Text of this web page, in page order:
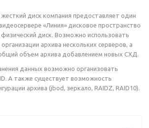
диск компания предоставляет один
«Линия» дисковое пространство
диск. Возможно использовать
архива нескольких серверов, а
объем архива добавлением новых СХД.
данных возможно организовать
А также существует возможность
архива (jbod, зеркало, RAIDZ, RAID10).